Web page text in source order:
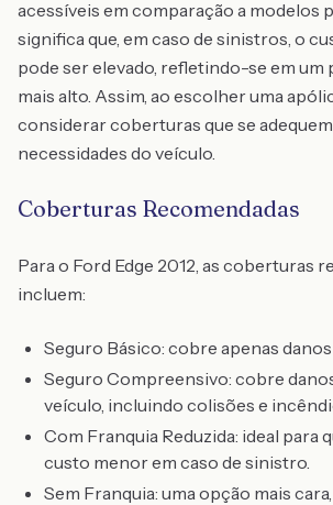
acessíveis em comparação a modelos
significa que, em caso de sinistros, o
pode ser elevado, refletindo-se em um
mais alto. Assim, ao escolher uma
considerar coberturas que se
necessidades do veículo.
Coberturas Recomendadas
Para o Ford Edge 2012, as coberturas
incluem:
Seguro Básico: cobre apenas
Seguro Compreensivo: cobre
veículo, incluindo colisões e
Com Franquia Reduzida: ideal para
custo menor em caso de sinistro.
Sem Franquia: uma opção mais